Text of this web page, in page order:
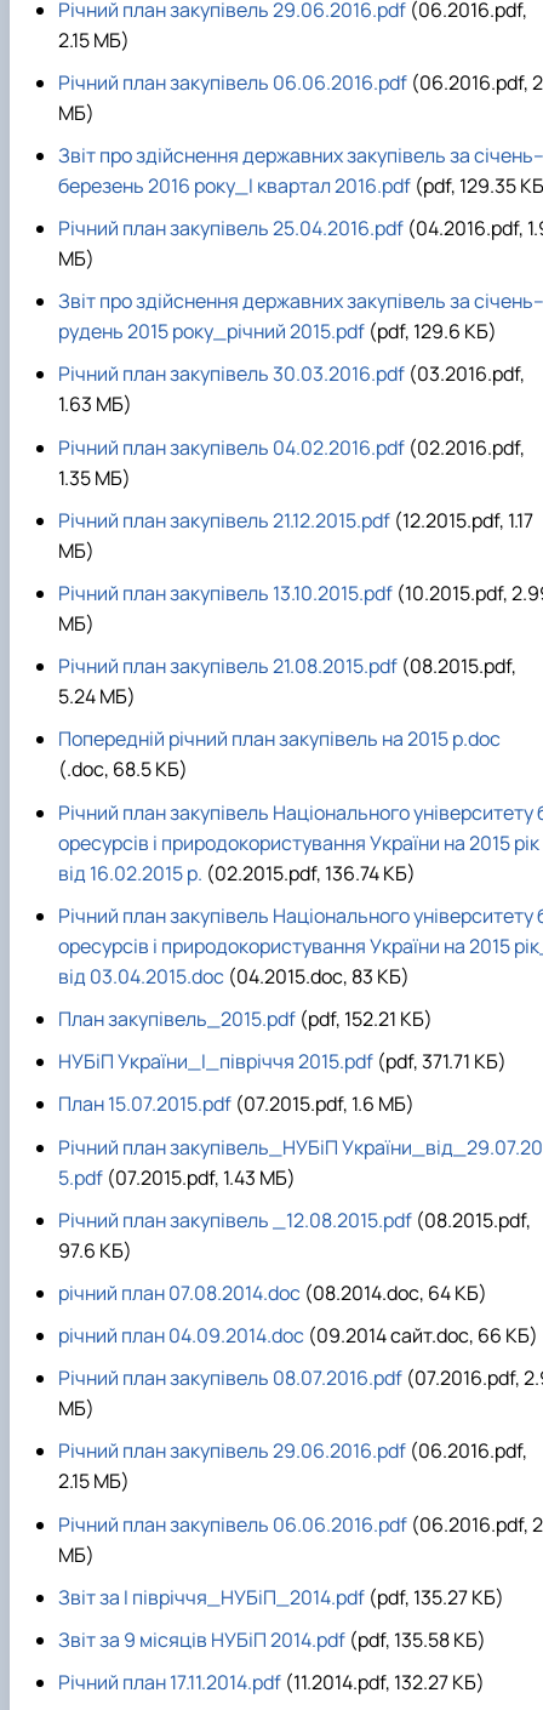
Річний план закупівель 29.06.2016.pdf (06.2016.pdf,
2.15 MБ)
Річний план закупівель 06.06.2016.pdf (06.2016.pdf, 2
MБ)
Звіт про здійснення державних закупівель за січень–
березень 2016 року_І квартал 2016.pdf (pdf, 129.35
Річний план закупівель 25.04.2016.pdf (04.2016.pdf,
MБ)
Звіт про здійснення державних закупівель за
рудень 2015 року_річний 2015.pdf (pdf, 129.6 КБ)
Річний план закупівель 30.03.2016.pdf (03.2016.pdf,
1.63 MБ)
Річний план закупівель 04.02.2016.pdf (02.2016.pdf,
1.35 MБ)
Річний план закупівель 21.12.2015.pdf (12.2015.pdf, 1.17
MБ)
Річний план закупівель 13.10.2015.pdf (10.2015.pdf,
MБ)
Річний план закупівель 21.08.2015.pdf (08.2015.pdf,
5.24 MБ)
Попередній річний план закупівель на 2015 р.doc
(.doc, 68.5 КБ)
Річний план закупівель Національного університету
оресурсів і природокористування України на 2015 рік
від 16.02.2015 р. (02.2015.pdf, 136.74 КБ)
Річний план закупівель Національного університету
оресурсів і природокористування України на 2015
від 03.04.2015.doc (04.2015.doc, 83 КБ)
План закупівель_2015.pdf (pdf, 152.21 КБ)
НУБіП України_І_півріччя 2015.pdf (pdf, 371.71 КБ)
План 15.07.2015.pdf (07.2015.pdf, 1.6 MБ)
Річний план закупівель_НУБіП
5.pdf (07.2015.pdf, 1.43 MБ)
Річний план закупівель _12.08.2015.pdf (08.2015.pdf,
97.6 КБ)
річний план 07.08.2014.doc (08.2014.doc, 64 КБ)
річний план 04.09.2014.doc (09.2014 сайт.doc, 66 КБ)
Річний план закупівель 08.07.2016.pdf (07.2016.pdf,
MБ)
Річний план закупівель 29.06.2016.pdf (06.2016.pdf,
2.15 MБ)
Річний план закупівель 06.06.2016.pdf (06.2016.pdf, 2
MБ)
Звіт за І півріччя_НУБіП_2014.pdf (pdf, 135.27 КБ)
Звіт за 9 місяців НУБіП 2014.pdf (pdf, 135.58 КБ)
Річний план 17.11.2014.pdf (11.2014.pdf, 132.27 КБ)